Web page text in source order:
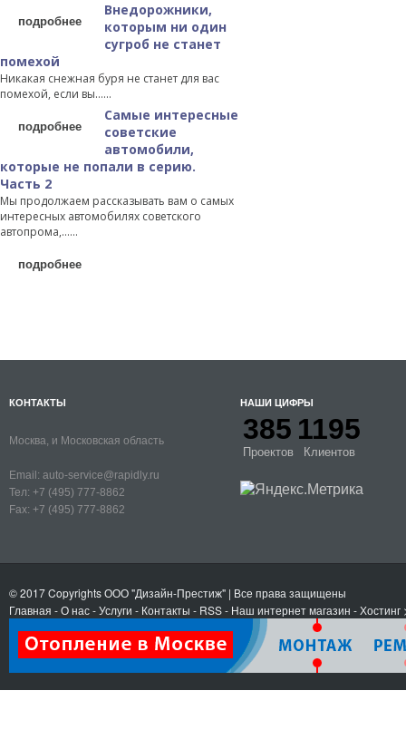
подробнее
Внедорожники,
которым ни один
сугроб не станет
помехой
Никакая снежная буря не станет для вас
помехой, если вы…...
подробнее
Самые интересные
советские
автомобили,
которые не попали в серию.
Часть 2
Мы продолжаем рассказывать вам о самых
интересных автомобилях советского
автопрома,…...
подробнее
КОНТАКТЫ
Москва, и Московская область
Email: auto-service@rapidly.ru
Тел: +7 (495) 777-8862
Fax: +7 (495) 777-8862
НАШИ ЦИФРЫ
385
Проектов
1195
Клиентов
© 2017 CopyrightsООО "Дизайн-Престиж" | Все права защищены
Главная -О нас-Услуги - Контакты - RSS- Наш интернет магазин -Хостинг